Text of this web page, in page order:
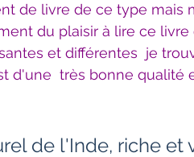
de livre de ce type mais
du plaisir à lire ce
et différentes  je
d'une  très bonne